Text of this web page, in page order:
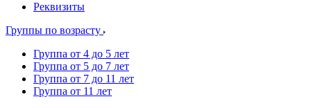
Реквизиты
Группы по возрасту
Группа от 4 до 5 лет
Группа от 5 до 7 лет
Группа от 7 до 11 лет
Группа от 11 лет